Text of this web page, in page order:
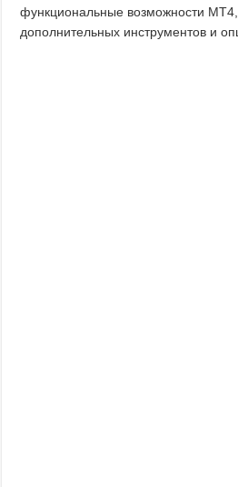
функциональные возможности
дополнительных инструментов и